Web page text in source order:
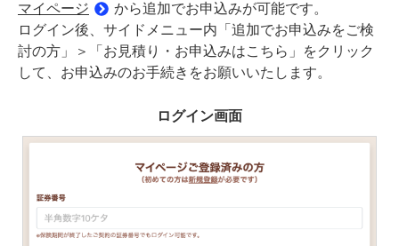
マイページ
から追加でお申込みが可能です。
ログイン後、サイドメニュー内「追加でお申込みをご検
討の方」＞「お見積り・お申込みはこちら」をクリック
して、お申込みのお手続きをお願いいたします。
ログイン画面